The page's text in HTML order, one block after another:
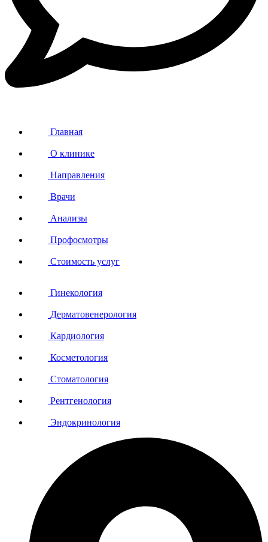
Главная
О клинике
Направления
Врачи
Анализы
Профосмотры
Стоимость услуг
Гинекология
Дерматовенерология
Кардиология
Косметология
Стоматология
Рентгенология
Эндокринология